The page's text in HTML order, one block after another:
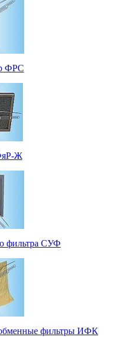
ФРС
Ж
фильтра СУФ
фильтры ИФК